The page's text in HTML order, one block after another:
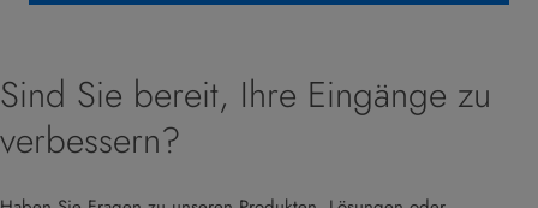
Sind Sie bereit, Ihre Eingänge zu
verbessern?